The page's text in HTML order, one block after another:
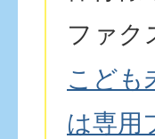
ファク
こども
は専用